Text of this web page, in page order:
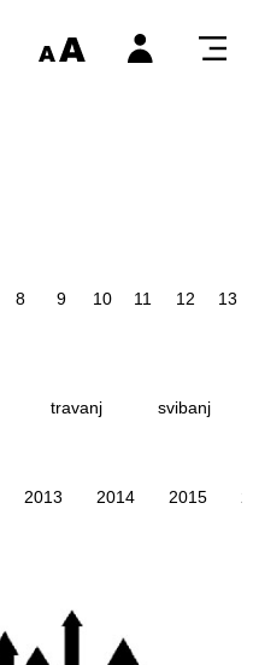
8 9 10 11 12 13
travanj svibanj
2013 2014 2015